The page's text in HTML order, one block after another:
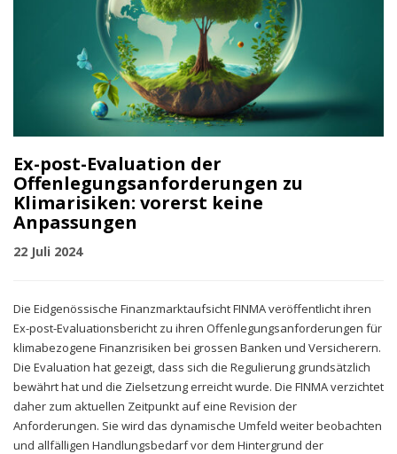
Ex-post-Evaluation der
Offenlegungsanforderungen zu
Klimarisiken: vorerst keine
Anpassungen
22 Juli 2024
Die Eidgenössische Finanzmarktaufsicht FINMA veröffentlicht ihren
Ex-post-Evaluationsbericht zu ihren Offenlegungsanforderungen für
klimabezogene Finanzrisiken bei grossen Banken und Versicherern.
Die Evaluation hat gezeigt, dass sich die Regulierung grundsätzlich
bewährt hat und die Zielsetzung erreicht wurde. Die FINMA verzichtet
daher zum aktuellen Zeitpunkt auf eine Revision der
Anforderungen. Sie wird das dynamische Umfeld weiter beobachten
und allfälligen Handlungsbedarf vor dem Hintergrund der